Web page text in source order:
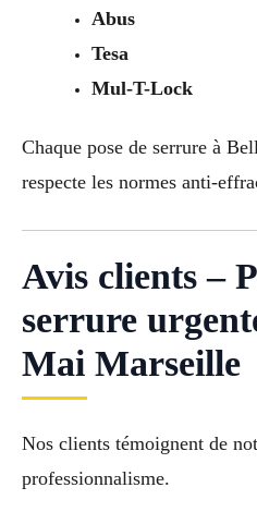
Abus
Tesa
Mul-T-Lock
Chaque pose de serrure à
respecte les normes anti-
Avis clients –
serrure
Mai Marseille
Nos clients témoignent de
professionnalisme.